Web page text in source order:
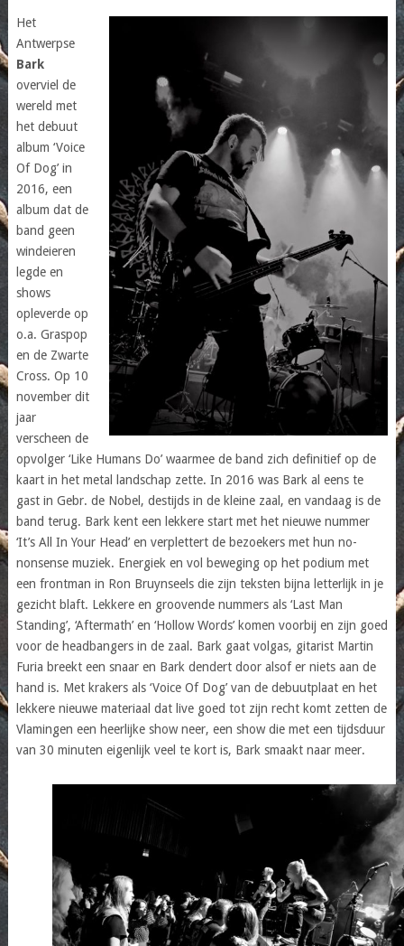
Het
Antwerpse
Bark
overviel de
wereld met
het debuut
album ‘Voice
Of Dog’ in
2016, een
album dat de
band geen
windeieren
legde en
shows
opleverde op
o.a. Graspop
en de Zwarte
Cross. Op 10
november dit
jaar
verscheen de
opvolger ‘Like Humans Do’ waarmee de band zich definitief op de
kaart in het metal landschap zette. In 2016 was Bark al eens te
gast in Gebr. de Nobel, destijds in de kleine zaal, en vandaag is de
band terug. Bark kent een lekkere start met het nieuwe nummer
‘It’s All In Your Head’ en verplettert de bezoekers met hun no-
nonsense muziek. Energiek en vol beweging op het podium met
een frontman in Ron Bruynseels die zijn teksten bijna letterlijk in je
gezicht blaft. Lekkere en groovende nummers als ‘Last Man
Standing’, ‘Aftermath’ en ‘Hollow Words’ komen voorbij en zijn goed
voor de headbangers in de zaal. Bark gaat volgas, gitarist Martin
Furia breekt een snaar en Bark dendert door alsof er niets aan de
hand is. Met krakers als ‘Voice Of Dog’ van de debuutplaat en het
lekkere nieuwe materiaal dat live goed tot zijn recht komt zetten de
Vlamingen een heerlijke show neer, een show die met een tijdsduur
van 30 minuten eigenlijk veel te kort is, Bark smaakt naar meer.